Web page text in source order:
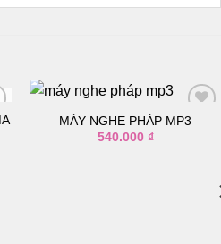
MÁY NGHE PHÁP MP3
540.000 ₫